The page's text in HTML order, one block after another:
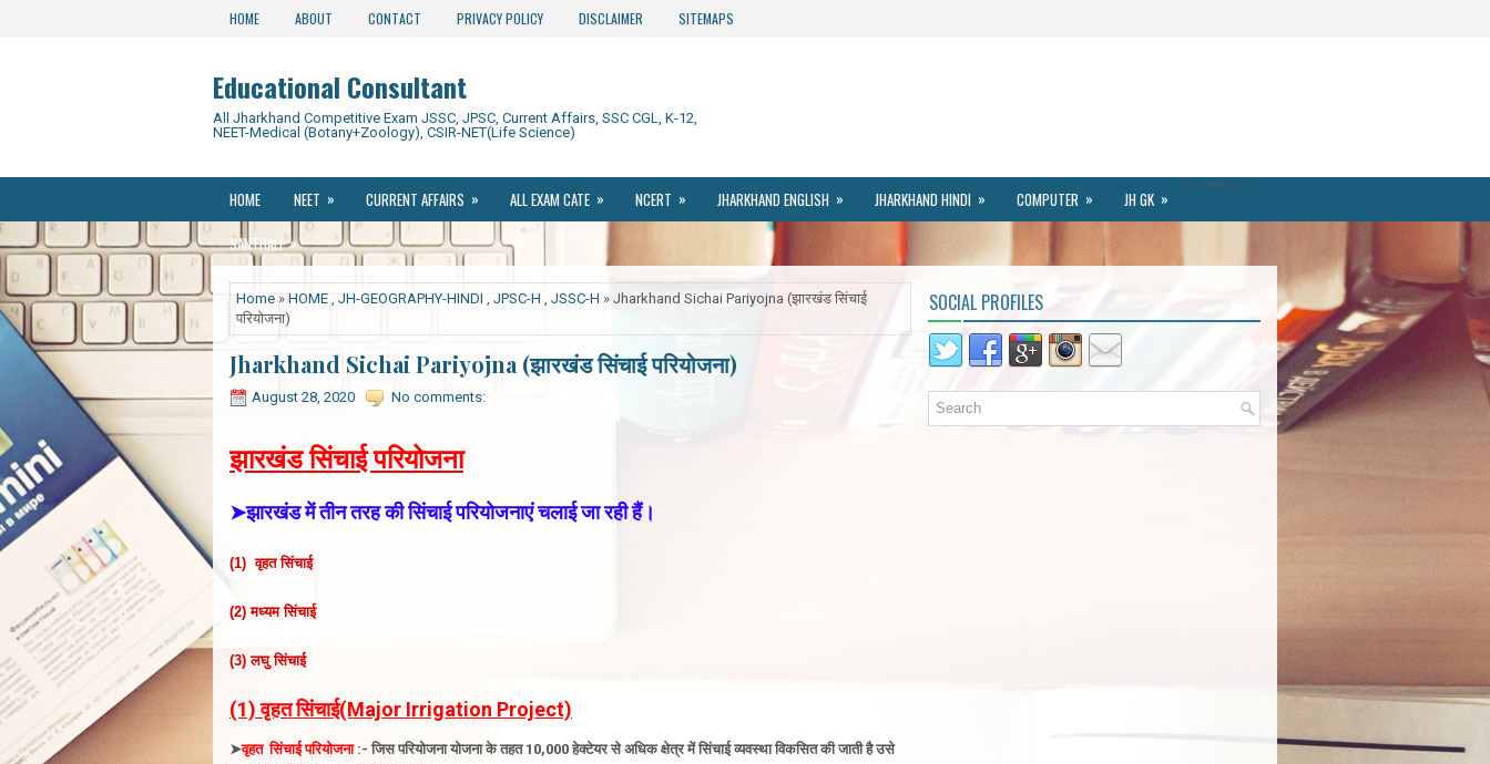
HOME ABOUT CONTACT PRIVACY POLICY DISCLAIMER SITEMAPS
Educational Consultant
All Jharkhand Competitive Exam JSSC, JPSC, Current Affairs, SSC CGL, K-12,
NEET-Medical (Botany+Zoology), CSIR-NET(Life Science)
HOME NEET » CURRENT AFFAIRS » ALL EXAM CATE » NCERT »
>
JHARKHAND ENGLISH »
>
JHARKHAND HINDI »
>
COMPUTER »
>
JH GK »
>
SANTHALI »
>
Home » HOME , JH-GEOGRAPHY-HINDI , JPSC-H , JSSC-H » Jharkhand Sichai Pariyojna (झारखंड सिंचाई
परियोजना)
Jharkhand Sichai Pariyojna (झारखंड सिंचाई परियोजना)
August 28, 2020 No comments:
झारखंड सिंचाई परियोजना
➤झारखंड में तीन तरह की सिंचाई परियोजनाएं चलाई जा रही हैं।
(1) वृहत सिंचाई
(2) मध्यम सिंचाई
(3) लघु सिंचाई
(1) वृहतसिंचाई(Major Irrigation Project)
➤वृहत सिंचाई परियोजना:- जिस परियोजना योजना के तहत 10,000 हेक्टेयर से अधिक क्षेत्र में सिंचाई व्यवस्था विकसित की जाती हैउसे
SOCIAL PROFILES